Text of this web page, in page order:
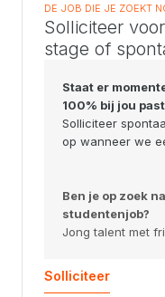
DE JOB DIE JE ZOEKT
Solliciteer
stage of
Staat er
100% bij jou
Solliciteer
op wanneer we
Ben je op zoek
studentenjob?
Jong talent met
Solliciteer